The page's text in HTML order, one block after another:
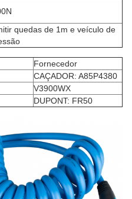
quedas de 1m e veículo de
Fornecedor
CAÇADOR: A85P4380
V3900WX
DUPONT: FR50